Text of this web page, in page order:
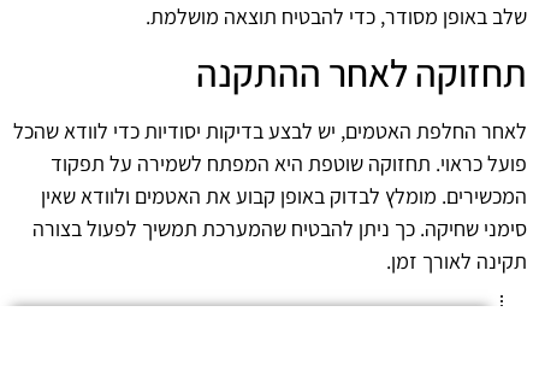
שלב באופן מסודר, כדי להבטיח תוצאה מושלמת.
תחזוקה לאחר ההתקנה
לאחר החלפת האטמים, יש לבצע בדיקות יסודיות כדי לוודא שהכל
פועל כראוי. תחזוקה שוטפת היא המפתח לשמירה על תפקוד
המכשירים. מומלץ לבדוק באופן קבוע את האטמים ולוודא שאין
סימני שחיקה. כך ניתן להבטיח שהמערכת תמשיך לפעול בצורה
תקינה לאורך זמן.